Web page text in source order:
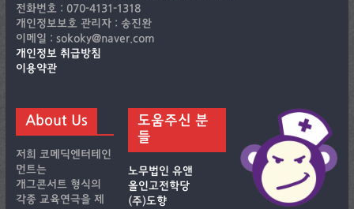
전화번호 : 070-4131-1318
개인정보보호 관리자 : 송진완
이메일 : sokoky@naver.com
개인정보 취급방침
이용약관
About Us
저희 코메딕엔터테인
먼트는
개그콘서트 형식의
각종 교육연극을 제
도움주신 분
들
노무법인 유앤
올인고전학당
(주)도향